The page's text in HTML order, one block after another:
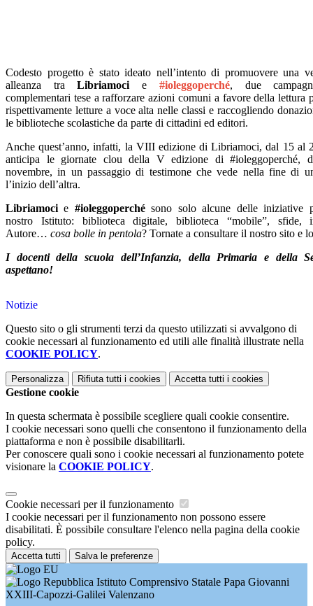
Codesto progetto è stato ideato nell’intento di promuovere una
alleanza traLibriamoci e #ioleggoperché, due
complementari tese a rafforzare azioni comuni a favore della lettura
rispettivamente letture a voce alta nelle classi e raccogliendo
le biblioteche scolastiche da parte di cittadini ed editori.
Anche quest’anno, infatti, la VIII edizione di Libriamoci, dal 15 al
anticipa le giornate clou della V edizione di #ioleggoperché,
novembre, in un passaggio di testimone che vede nella fine di
l’inizio dell’altra.
Libriamoci e #ioleggoperchésono solo alcune delle iniziative
nostro Istituto: biblioteca digitale, biblioteca “mobile”, sfide,
Autore… cosa bolle in pentola? Tornate a consultare il nostro sito e
I docenti della scuola dell’Infanzia, della Primaria e della
aspettano!
Notizie
Questo sito o gli strumenti terzi da questo utilizzati si avvalgono di
cookie necessari al funzionamento ed utili alle finalità illustrate nella
COOKIE POLICY.
Personalizza Rifiuta tutti i cookies Accetta tutti i cookies
Gestione cookie
In questa schermata è possibile scegliere quali cookie consentire.
I cookie necessari sono quelli che consentono il funzionamento della
piattaforma e non è possibile disabilitarli.
Per conoscere quali sono i cookie necessari al funzionamento potete
visionare la COOKIE POLICY.
Cookie necessari per il funzionamento
I cookie necessari per il funzionamento non possono essere
disabilitati. È possibile consultare l'elenco nella pagina della cookie
policy.
Accetta tutti Salva le preferenze
Istituto Comprensivo Statale Papa Giovanni
XXIII-Capozzi-Galilei Valenzano